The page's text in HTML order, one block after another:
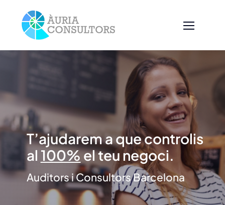
content
T’ajudarem a que controlis
al 100%el teu negoci.
Auditors i Consultors Barcelona